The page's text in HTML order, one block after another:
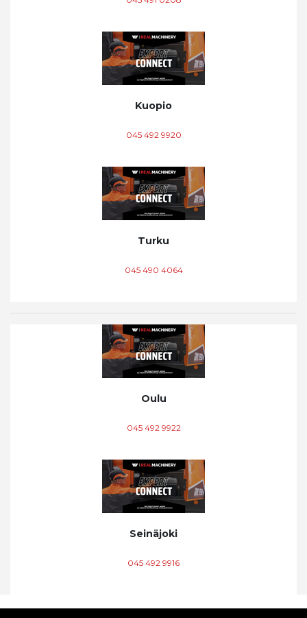
Kuopio
045 492 9920
Turku
045 490 4064
Oulu
045 492 9922
Seinäjoki
045 492 9916